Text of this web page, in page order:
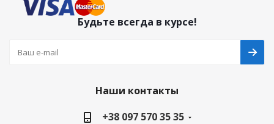
Будьте всегда в курсе!
Наши контакты
+38 097 570 35 35